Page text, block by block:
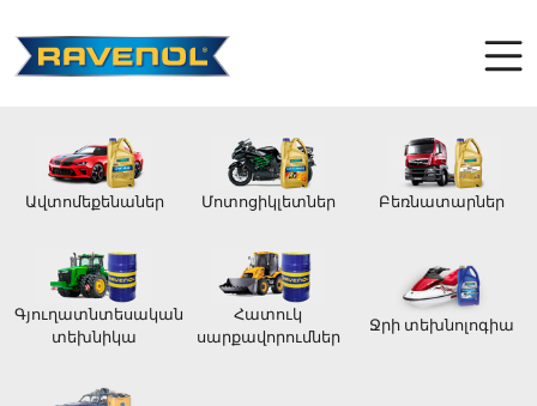
Ավտոմեքենաներ Մոտոցիկլետներ Բեռնատարներ
Գյուղատնտեսական
տեխնիկա
Հատուկ
սարքավորումներ
Ջրի տեխնոլոգիա